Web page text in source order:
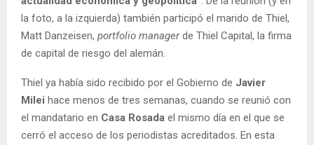
la foto, a la izquierda) también participó el marido de Thiel,
Matt Danzeisen, portfolio managerde Thiel Capital, la firma
de capital de riesgo del alemán.
Thiel ya había sido recibido por el Gobierno de Javier
Milei hace menos de tres semanas, cuando se reunió con
el mandatario en Casa Rosada el mismo día en el que se
cerró el acceso de los periodistas acreditados. En esta